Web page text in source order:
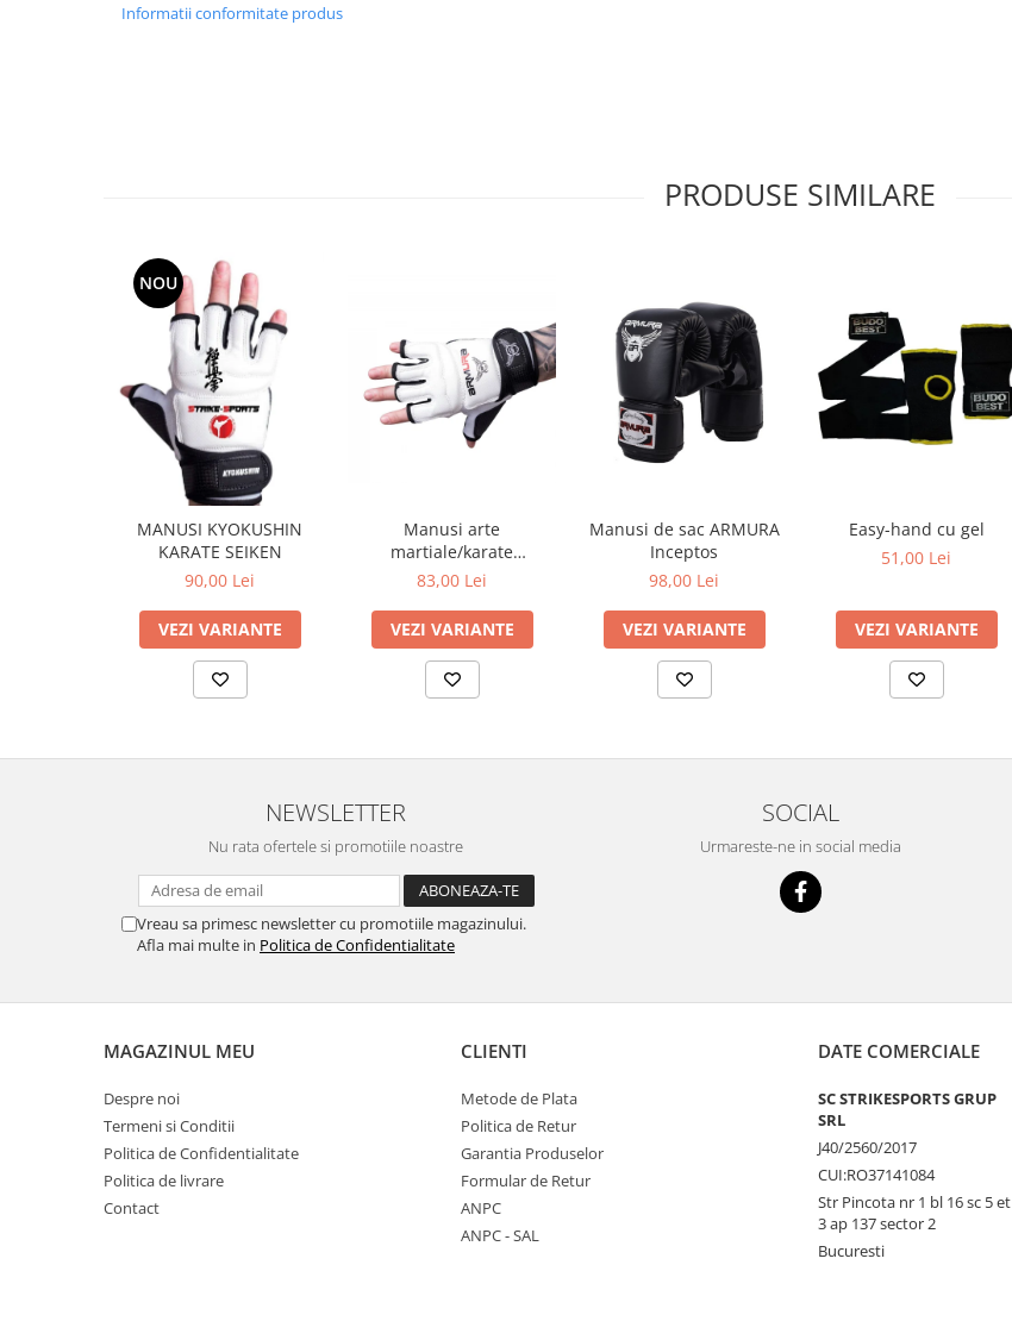
Informatii conformitate produs
PRODUSE SIMILARE
NOU
MANUSI KYOKUSHIN
KARATE SEIKEN
90,00 Lei
VEZI VARIANTE
Manusi arte
martiale/karate
Kyokushin ARMURA
83,00 Lei
VEZI VARIANTE
Manusi de sac ARMURA
Inceptos
98,00 Lei
VEZI VARIANTE
Easy-hand cu gel
51,00 Lei
VEZI VARIANTE
NEWSLETTER
Nu rata ofertele si promotiile noastre
Vreau sa primesc newsletter cu promotiile magazinului.
Afla mai multe in Politica de Confidentialitate
SOCIAL
Urmareste-ne in social media
MAGAZINUL MEU
Despre noi
Termeni si Conditii
Politica de Confidentialitate
Politica de livrare
Contact
CLIENTI
Metode de Plata
Politica de Retur
Garantia Produselor
Formular de Retur
ANPC
ANPC - SAL
DATE COMERCIALE
SC STRIKESPORTS GRUP
SRL
J40/2560/2017
CUI:RO37141084
Str Pincota nr 1 bl 16 sc 5 et
3 ap 137 sector 2
Bucuresti